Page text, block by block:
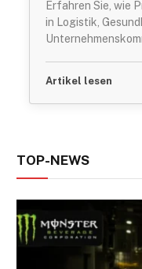
Erfahren Sie, wie
in Logistik,
Artikel lesen
TOP-NEWS